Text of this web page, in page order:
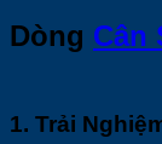
Dòng Cân
1. Trải